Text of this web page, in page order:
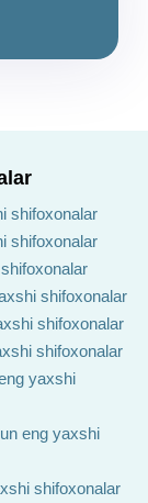
shifoxonalar
shifoxonalar
shifoxonalar
shifoxonalar
shifoxonalar
yaxshi
eng yaxshi
shifoxonalar